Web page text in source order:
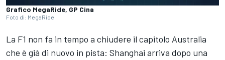
Grafico MegaRide, GP Cina
Foto di: MegaRide
La F1 non fa in tempo a chiudere il capitolo Australia
che è già di nuovo in pista: Shanghai arriva dopo una